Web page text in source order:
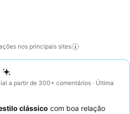
nos principais sites
a partir de 300+ comentários · Última
clássico com boa relação